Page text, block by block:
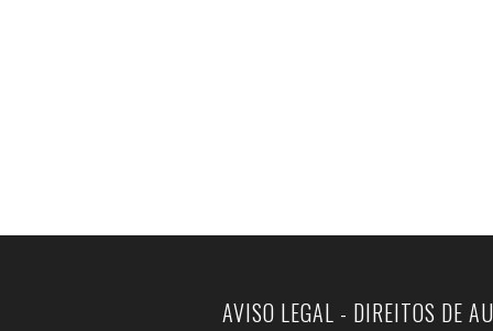
AVISO LEGAL - DIREITOS DE